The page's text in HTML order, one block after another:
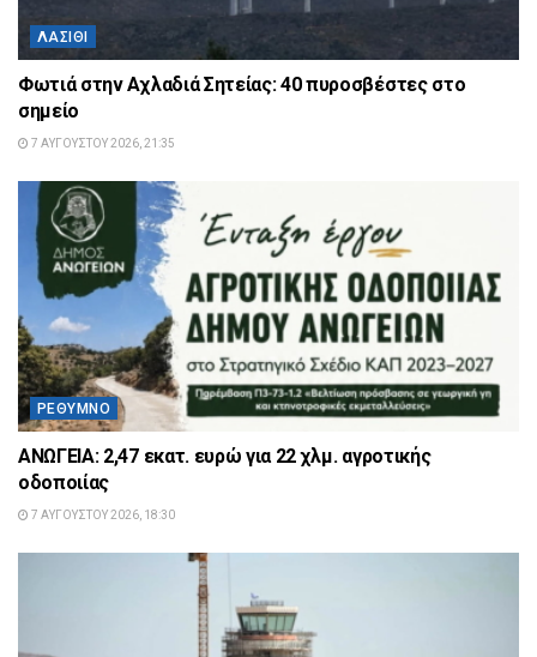
ΛΑΣΊΘΙ
Φωτιά στην Αχλαδιά Σητείας: 40 πυροσβέστες στο
σημείο
7 ΑΥΓΟΎΣΤΟΥ 2026, 21:35
ΡΈΘΥΜΝΟ
ΑΝΩΓΕΙΑ: 2,47 εκατ. ευρώ για 22 χλμ. αγροτικής
οδοποιίας
7 ΑΥΓΟΎΣΤΟΥ 2026, 18:30